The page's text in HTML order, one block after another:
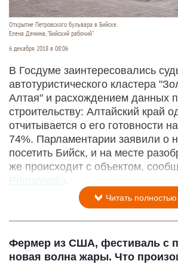
Открытие Петровского бульвара в Бийске.
Елена Демина, "Бийский рабочий"
6 декабря 2018 в 08:06
В Госдуме заинтересовались
автотуристического кластера
Алтая" и расхождением данных
строительству: Алтайский край
отчитывается о его готовности
74%. Парламентарии заявили о
посетить Бийск, и на месте
же происходит с объектом,
PrimaMedia
Читать полностью
Фермер из США, фестиваль с
новая волна жары. Что